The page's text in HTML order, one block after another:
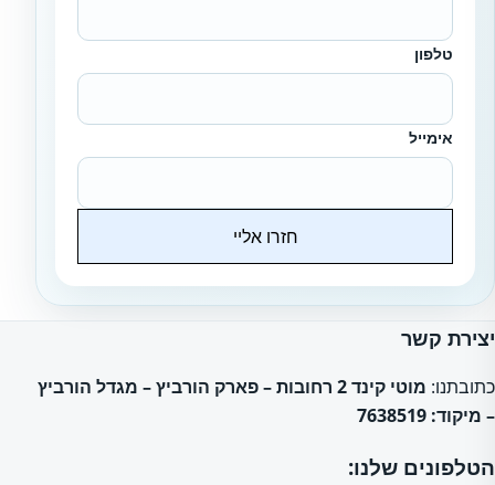
טלפון
אימייל
חזרו אליי
יצירת קשר
כתובתנו:
מוטי קינד 2 רחובות – פארק הורביץ – מגדל הורביץ
– מיקוד: 7638519
הטלפונים שלנו: